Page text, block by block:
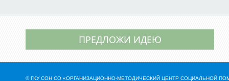
ПРЕДЛОЖИ ИДЕЮ
© ГКУ СОН СО «ОРГАНИЗАЦИОННО-МЕТОДИЧЕСКИЙ ЦЕНТР СОЦИАЛЬНОЙ